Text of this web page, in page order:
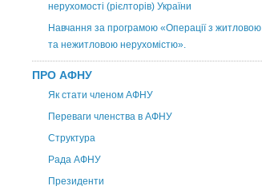
нерухомості (рієлторів) України
Навчання за програмою «Операції з житловою
та нежитловою нерухомістю».
ПРО АФНУ
Як стати членом АФНУ
Переваги членства в АФНУ
Структура
Рада АФНУ
Президенти